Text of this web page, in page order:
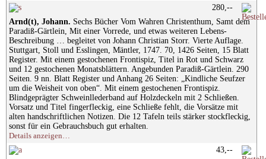
Arnd(t), Johann. Sechs Bücher Vom Wahren Christenthum, Samt dem
Paradiß-Gärtlein, Mit einer Vorrede, und etwas weiteren Lebens-
Beschreibung … begleitet von Johann Christian Storr. Vierte Auflage.
Stuttgart, Stoll und Esslingen, Mäntler, 1747. 70, 1426 Seiten, 15 Blatt
Register. Mit einem gestochenen Frontispiz, Titel in Rot und Schwarz
und 12 gestochenen Monatsblättern. Angebunden Paradiß-Gärtlein. 290
Seiten. 9 nn. Blatt Register und Anhang 26 Seiten: „Kindliche Seufzer
um die Weisheit von oben“. Mit einem gestochenen Frontispiz.
Blindgeprägter Schweinllederband auf Holzdeckeln mit 2 Schließen.
Vorsatz und Titel fingerfleckig, eine Schließe fehlt, die Vorsätze mit
alten handschriftlichen Notizen. Die 12 Tafeln teils stärker stockfleckig,
sonst für ein Gebrauchsbuch gut erhalten.
Details anzeigen…
280,--
43,--